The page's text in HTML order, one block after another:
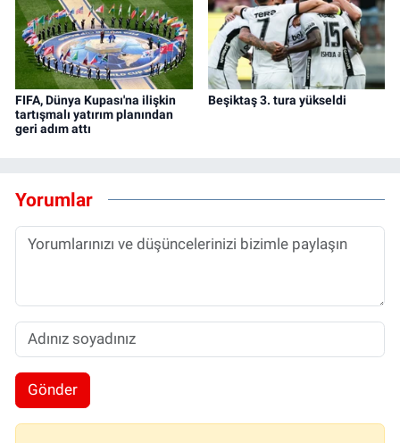
FIFA, Dünya Kupası'na ilişkin
tartışmalı yatırım planından
geri adım attı
Beşiktaş 3. tura yükseldi
Yorumlar
Gönder